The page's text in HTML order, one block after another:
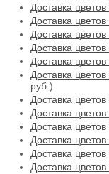
Доставка
Доставка
Доставка
Доставка
Доставка
Доставка
руб.)
Доставка
Доставка
Доставка
Доставка
Доставка
Доставка